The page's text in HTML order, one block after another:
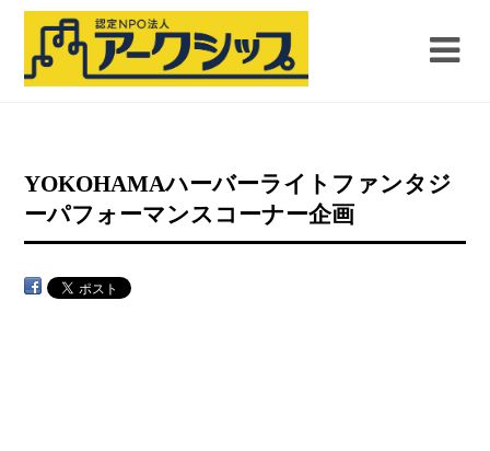
YOKOHAMAハーバーライトファンタジ
ーパフォーマンスコーナー企画